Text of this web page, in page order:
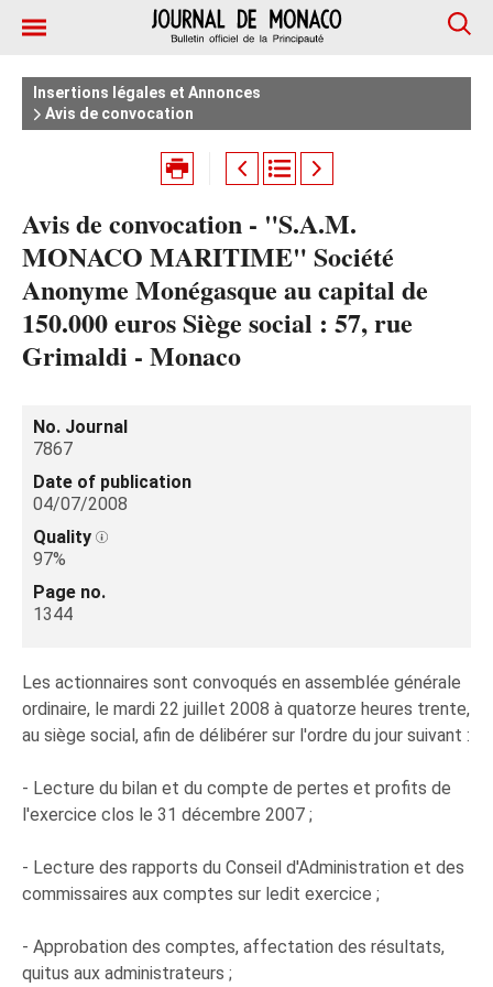
Insertions légales et Annonces
Avis de convocation
Avis de convocation - "S.A.M.
MONACO MARITIME" Société
Anonyme Monégasque au capital de
150.000 euros Siège social : 57, rue
Grimaldi - Monaco
No. Journal
7867
Date of publication
04/07/2008
Quality
97%
Page no.
1344
Les actionnaires sont convoqués en assemblée générale
ordinaire, le mardi 22 juillet 2008 à quatorze heures trente,
au siège social, afin de délibérer sur l'ordre du jour suivant :
- Lecture du bilan et du compte de pertes et profits de
l'exercice clos le 31 décembre 2007 ;
- Lecture des rapports du Conseil d'Administration et des
commissaires aux comptes sur ledit exercice ;
- Approbation des comptes, affectation des résultats,
quitus aux administrateurs ;